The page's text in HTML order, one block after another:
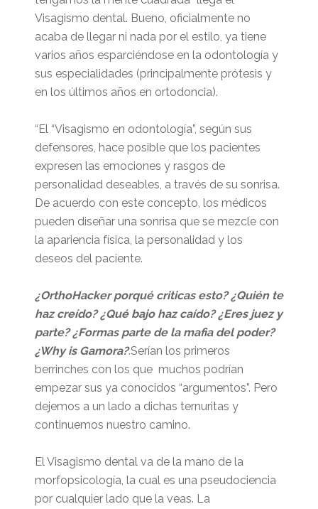
Visagismo dental. Bueno, oficialmente no
acaba de llegar ni nada por el estilo, ya tiene
varios años esparciéndose en la odontología y
sus especialidades (principalmente prótesis y
en los últimos años en ortodoncia).
“El “Visagismo en odontología”, según sus
defensores, hace posible que los pacientes
expresen las emociones y rasgos de
personalidad deseables, a través de su sonrisa.
De acuerdo con este concepto, los médicos
pueden diseñar una sonrisa que se mezcle con
la apariencia física, la personalidad y los
deseos del paciente.
¿OrthoHacker porqué criticas esto? ¿Quién te
haz creído? ¿Qué bajo haz caído?¿Eres juez y
parte? ¿Formas parte de la mafia del poder?
¿Why is Gamora?.Serían los primeros
berrinches con los que muchos podrían
empezar sus ya conocidos “argumentos”. Pero
dejemos a un lado a dichas ternuritas y
continuemos nuestro camino.
El Visagismo dental va de la mano de la
morfopsicología, la cual es una pseudociencia
por cualquier lado que la veas. La